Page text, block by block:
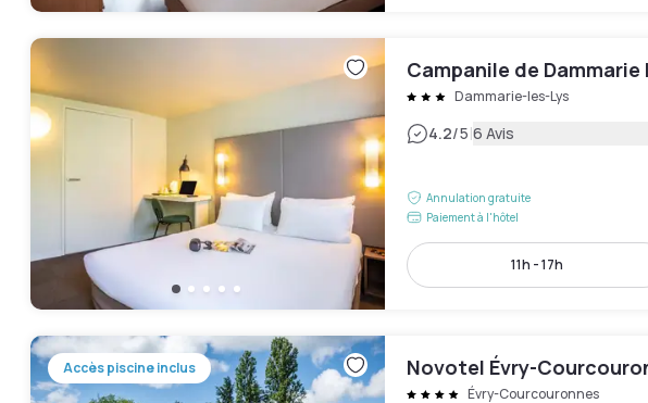
Campanile de Dammarie
Dammarie-les-Lys
4.2/5|6 Avis
Annulation gratuite
Paiement à l'hôtel
11h - 17h
Accès piscine inclus Novotel Évry-
Évry-Courcouronnes